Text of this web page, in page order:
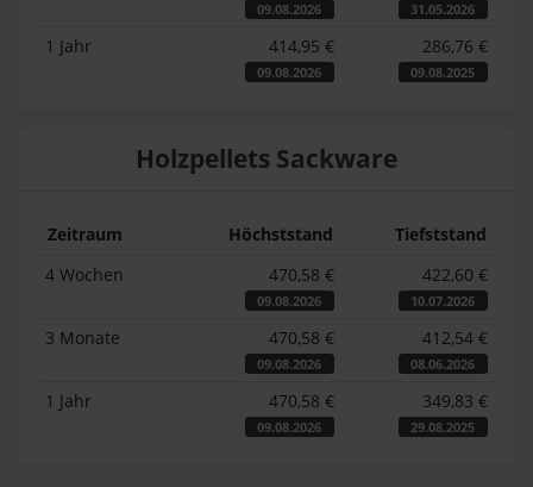
09.08.2026 31.05.2026
1 Jahr 414,95 €
09.08.2026
286,76 €
09.08.2025
Holzpellets Sackware
Zeitraum Höchststand
Tiefststand
4 Wochen
470,58 €
09.08.2026
422,60 €
10.07.2026
3 Monate 470,58 €
09.08.2026
412,54 €
08.06.2026
1 Jahr 470,58 €
09.08.2026
349,83 €
29.08.2025